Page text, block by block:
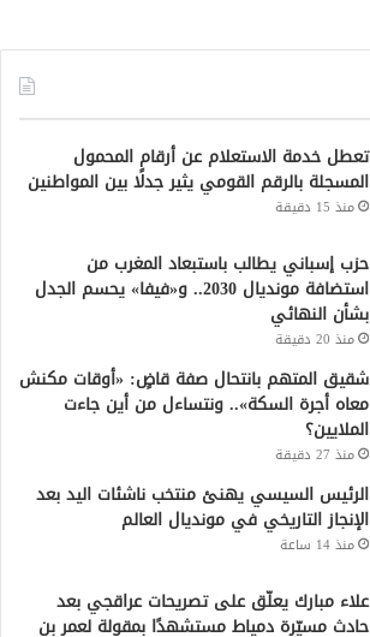
تعطل خدمة الاستعلام عن أرقام المحمول
المسجلة بالرقم القومي يثير جدلًا بين المواطنين
منذ 15 دقيقة
حزب إسباني يطالب باستبعاد المغرب من
استضافة مونديال 2030.. و«فيفا» يحسم الجدل
بشأن النهائي
منذ 20 دقيقة
شقيق المتهم بانتحال صفة قاضٍ: «أوقات مكنش
معاه أجرة السكة».. ونتساءل من أين جاءت
الملايين؟
منذ 27 دقيقة
الرئيس السيسي يهنئ منتخب ناشئات اليد بعد
الإنجاز التاريخي في مونديال العالم
منذ 14 ساعة
علاء مبارك يعلّق على تصريحات عراقجي بعد
حادث مسيّرة دمياط مستشهدًا بمقولة لعمر بن